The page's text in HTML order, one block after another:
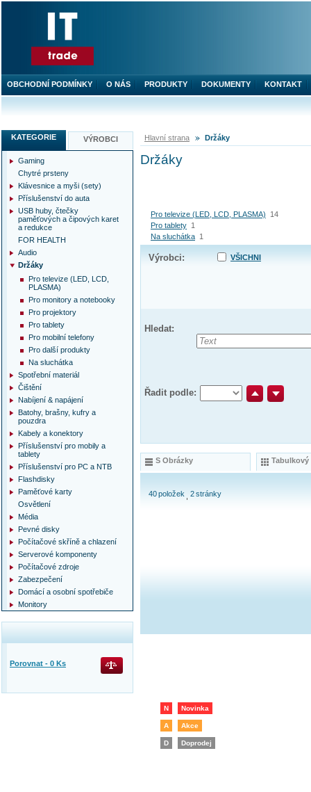
Hlavní strana Držáky
Držáky
Pro televize (LED, LCD, PLASMA)
14
Pro tablety 1
Na sluchátka 1
Výrobci: VŠICHNI
Hledat:
Řadit podle:
S Obrázky Tabulkový
40položek 2stránky
N Novinka
A Akce
D Doprodej
KATEGORIE VÝROBCI
Gaming
Chytré prsteny
Klávesnice a myši (sety)
Příslušenství do auta
USB huby, čtečky
paměťových a čipových karet
a redukce
FOR HEALTH
Audio
Držáky
Pro televize (LED, LCD,
PLASMA)
Pro monitory a notebooky
Pro projektory
Pro tablety
Pro mobilní telefony
Pro další produkty
Na sluchátka
Spotřební materiál
Čištění
Nabíjení & napájení
Batohy, brašny, kufry a
pouzdra
Kabely a konektory
Příslušenství pro mobily a
tablety
Příslušenství pro PC a NTB
Flashdisky
Paměťové karty
Osvětlení
Média
Pevné disky
Počítačové skříně a chlazení
Serverové komponenty
Počítačové zdroje
Zabezpečení
Domácí a osobní spotřebiče
Monitory
Porovnat - 0 Ks
OBCHODNÍ PODMÍNKY O NÁS PRODUKTY DOKUMENTY KONTAKT